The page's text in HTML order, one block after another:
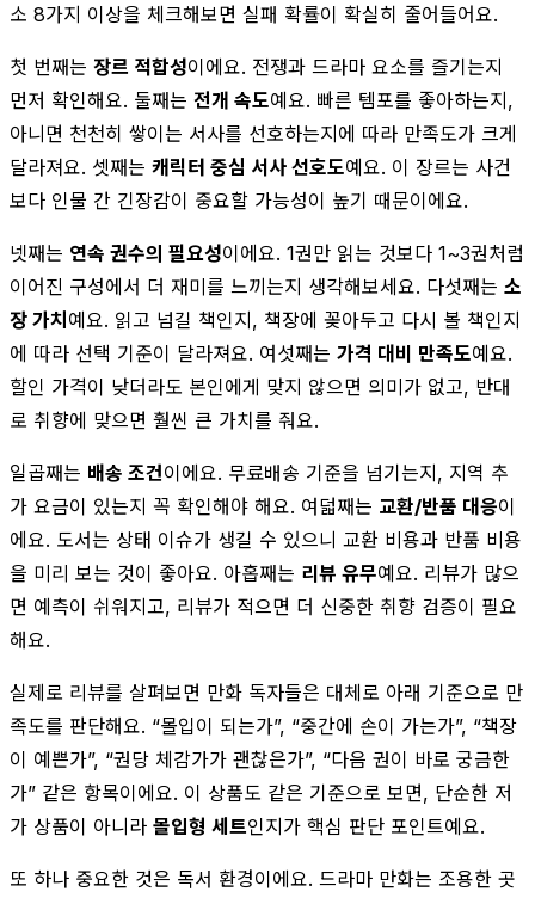
소 8가지 이상을 체크해보면 실패 확률이 확실히 줄어들어요.
첫 번째는 장르 적합성이에요. 전쟁과 드라마 요소를 즐기는지
먼저 확인해요. 둘째는 전개 속도예요. 빠른 템포를 좋아하는지,
아니면 천천히 쌓이는 서사를 선호하는지에 따라 만족도가 크게
달라져요. 셋째는 캐릭터 중심 서사 선호도예요. 이 장르는 사건
보다 인물 간 긴장감이 중요할 가능성이 높기 때문이에요.
넷째는 연속 권수의 필요성이에요. 1권만 읽는 것보다 1~3권처럼
이어진 구성에서 더 재미를 느끼는지 생각해보세요. 다섯째는 소
장 가치예요. 읽고 넘길 책인지, 책장에 꽂아두고 다시 볼 책인지
에 따라 선택 기준이 달라져요. 여섯째는 가격 대비 만족도예요.
할인 가격이 낮더라도 본인에게 맞지 않으면 의미가 없고, 반대
로 취향에 맞으면 훨씬 큰 가치를 줘요.
일곱째는 배송 조건이에요. 무료배송 기준을 넘기는지, 지역 추
가 요금이 있는지 꼭 확인해야 해요. 여덟째는 교환/반품 대응이
에요. 도서는 상태 이슈가 생길 수 있으니 교환 비용과 반품 비용
을 미리 보는 것이 좋아요. 아홉째는 리뷰 유무예요. 리뷰가 많으
면 예측이 쉬워지고, 리뷰가 적으면 더 신중한 취향 검증이 필요
해요.
실제로 리뷰를 살펴보면 만화 독자들은 대체로 아래 기준으로 만
족도를 판단해요. “몰입이 되는가”, “중간에 손이 가는가”, “책장
이 예쁜가”, “권당 체감가가 괜찮은가”, “다음 권이 바로 궁금한
가” 같은 항목이에요. 이 상품도 같은 기준으로 보면, 단순한 저
가 상품이 아니라 몰입형 세트인지가 핵심 판단 포인트예요.
또 하나 중요한 것은 독서 환경이에요. 드라마 만화는 조용한 곳